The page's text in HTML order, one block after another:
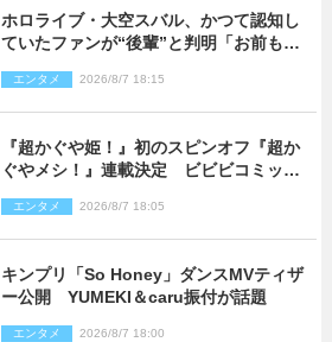
ホロライブ・大空スバル、かつて認知し
ていたファンが“後輩”と判明「お前もし
エンタメ 2026/8/7 18:15
『超かぐや姫！』初のスピンオフ『超か
ぐやメシ！』連載決定 ビビビコミック
エンタメ 2026/8/7 18:05
キンプリ「So Honey」ダンスMVティザ
ー公開 YUMEKI＆caru振付が話題
エンタメ 2026/8/7 18:00